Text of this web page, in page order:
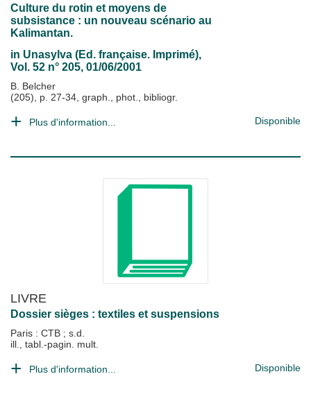
Culture du rotin et moyens de
subsistance : un nouveau scénario au
Kalimantan.
in Unasylva (Ed. française. Imprimé),
Vol. 52 n° 205, 01/06/2001
B. Belcher
(205), p. 27-34, graph., phot., bibliogr.
Plus d'information... Disponible
LIVRE
Dossier sièges : textiles et suspensions
Paris : CTB ; s.d.
ill., tabl.-pagin. mult.
Plus d'information... Disponible